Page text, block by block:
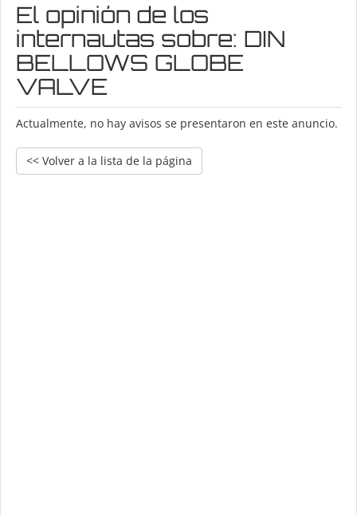
El opinión de los
internautas sobre: DIN
BELLOWS GLOBE
VALVE
Actualmente, no hay avisos se presentaron en este anuncio.
<< Volver a la lista de la página